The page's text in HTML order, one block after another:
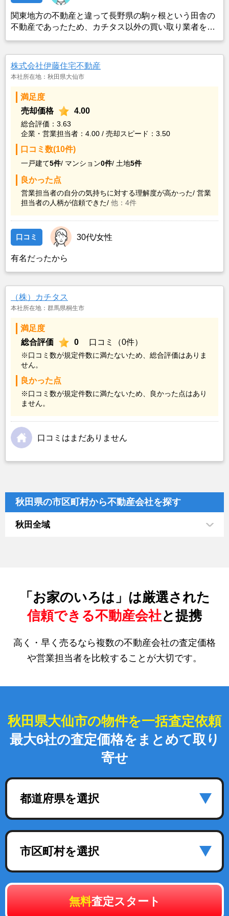
関東地方の不動産と違って長野県の駒ヶ根という田舎の
不動産であったため、カチタス以外の買い取り業者をみ
も空き家の状態で不動産を残しておけないと考えて売却
を決めた。
株式会社伊藤住宅不動産
本社所在地：秋田県大仙市
満足度
売却価格
4.00
総合評価：3.63
企業・営業担当者：4.00 / 売却スピード：3.50
口コミ数(10件)
一戸建て5件/ マンション0件/ 土地5件
良かった点
営業担当者の自分の気持ちに対する理解度が高かった/ 営業
担当者の人柄が信頼できた/ 他：4件
口コミ 30代/女性
有名だったから
（株）カチタス
本社所在地：群馬県桐生市
満足度
総合評価
0 口コミ（0件）
※口コミ数が規定件数に満たないため、総合評価はありま
せん。
良かった点
※口コミ数が規定件数に満たないため、良かった点はあり
ません。
口コミはまだありません
秋田県の市区町村から不動産会社を探す
秋田全域
「お家のいろは」は厳選された
信頼できる不動産会社と提携
高く・早く売るなら複数の不動産会社の査定価格
や営業担当者を比較することが大切です。
秋田県大仙市の物件を一括査定依頼
最大6社の査定価格をまとめて取り
寄せ
都道府県を選択
市区町村を選択
無料査定スタート